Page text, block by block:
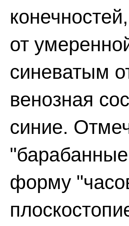
от
синеватым
венозная
синие.
форму